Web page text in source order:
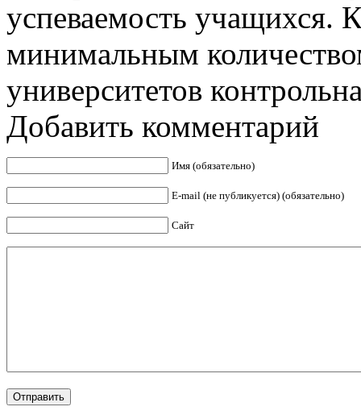
успеваемость учащихся.
минимальным
университетов
Добавить комментарий
Имя (обязательно)
E-mail (не публикуется) (обязательно)
Сайт